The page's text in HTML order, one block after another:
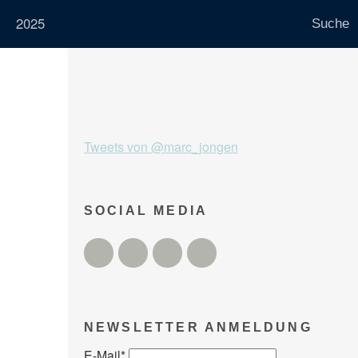
2025
Tweets von @marc_jongen
SOCIAL MEDIA
TwitterFacebookInstagramYouTube
NEWSLETTER ANMELDUNG